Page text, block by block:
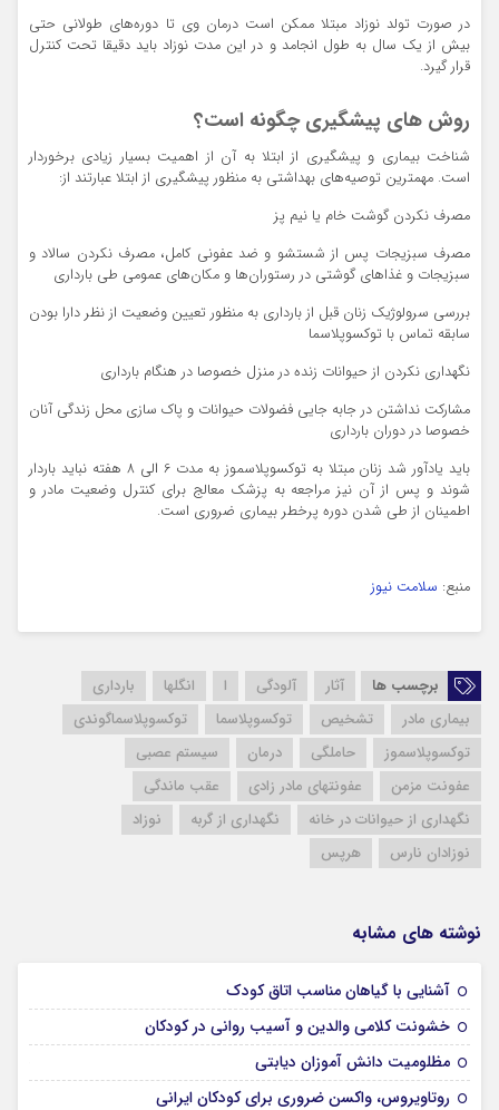
در صورت تولد نوزاد مبتلا ممكن است درمان وی تا دوره‌های طولانی حتی
بیش از یك سال به طول انجامد و در این مدت نوزاد باید دقیقا تحت كنترل
قرار گیرد.
روش های پیشگیری چگونه است؟
شناخت بیماری و پیشگیری از ابتلا به آن از اهمیت بسیار زیادی برخوردار
است. مهمترین توصیه‌های بهداشتی به منظور پیشگیری از ابتلا عبارتند از:
مصرف نكردن گوشت خام یا نیم پز
مصرف سبزیجات پس از شستشو و ضد عفونی كامل، مصرف نكردن سالاد و
سبزیجات و غذاهای گوشتی در رستوران‌ها و مكان‌های عمومی طی بارداری
بررسی سرولوژیك زنان قبل از بارداری به منظور تعیین وضعیت از نظر دارا بودن
سابقه تماس با توكسوپلاسما
نگهداری نكردن از حیوانات زنده در منزل خصوصا در هنگام بارداری
مشاركت نداشتن در جابه جایی فضولات حیوانات و پاك سازی محل زندگی آنان
خصوصا در دوران بارداری
باید یادآور شد زنان مبتلا به توكسوپلاسموز به مدت 6 الی 8 هفته نباید باردار
شوند و پس از آن نیز مراجعه به پزشك معالج برای كنترل وضعیت مادر و
اطمینان از طی شدن دوره پرخطر بیماری ضروری است.
منبع: سلامت نیوز
برچسب ها آثار آلودگی ا انگلها
بارداری
بیماری مادر
تشخیص توکسوپلاسما
توکسوپلاسماگوندی
توکسوپلاسموز
حاملگی درمان
سیستم عصبی
عفونت مزمن
عفونتهای مادر زادی
عقب ماندگی
نگهداری از حیوانات در خانه
نگهداری از گربه
نوزاد
نوزادان نارس
هرپس
نوشته های مشابه
آشنایی با گیاهان مناسب اتاق کودک
خشونت کلامی والدین و آسیب روانی در کودکان
مظلومیت دانش آموزان دیابتی
روتاویروس، واکسن ضروری برای کودکان ایرانی